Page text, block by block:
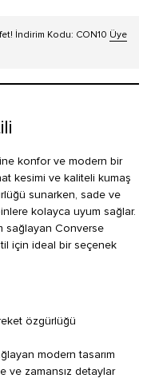
İndirim Kodu: CON10 Üye
konfor ve modern bir
kesimi ve kaliteli kumaş
sunarken, sade ve
kolayca uyum sağlar.
sağlayan Converse
için ideal bir seçenek
özgürlüğü
modern tasarım
ve zamansız detaylar